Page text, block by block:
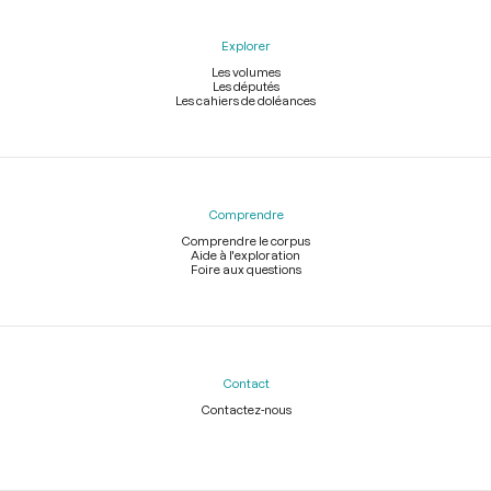
Explorer
Les volumes
Les députés
Les cahiers de doléances
Comprendre
Comprendre le corpus
Aide à l'exploration
Foire aux questions
Contact
Contactez-nous